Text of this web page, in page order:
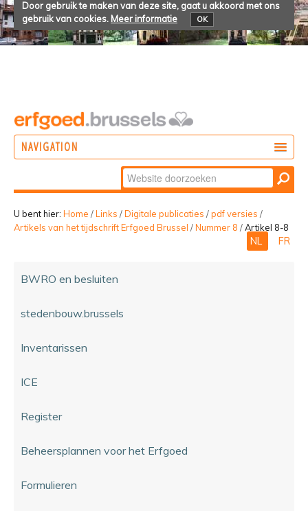
Door gebruik te maken van deze site, gaat u akkoord met ons
gebruik van cookies. Meer informatie OK
NAVIGATION
BELEVEN
Zoek
Geavanceerd
zoeken...
U bent hier: Home /Links /Digitale publicaties /pdf versies /
Artikels van het tijdschrift Erfgoed Brussel /Nummer 8 /Artikel 8-8
NL FR
BWRO en besluiten
stedenbouw.brussels
Inventarissen
ICE
Register
Beheersplannen voor het Erfgoed
Formulieren